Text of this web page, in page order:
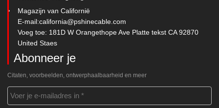
Magazijn van Californië
E-mail:california@pshinecable.com
Voeg toe: 181D W Orangethope Ave Platte tekst CA 92870
United Staes
Abonneer je
Citaten, voorbeelden, ontwerphaalbaarheid en meer